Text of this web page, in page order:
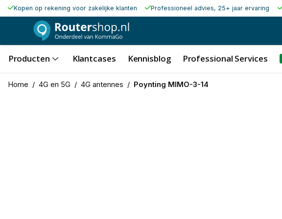
Kopen op rekening voor zakelijke klanten Professioneel advies, 25+ jaar ervaring
Producten Klantcases Kennisblog Professional Services
Home / 4G en 5G / 4G antennes / Poynting MIMO-3-14